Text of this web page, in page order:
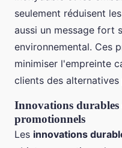
seulement réduisent
aussi un message fort
environnemental. Ces
minimiser l'empreinte
clients des
Innovations durables
promotionnels
Les innovations